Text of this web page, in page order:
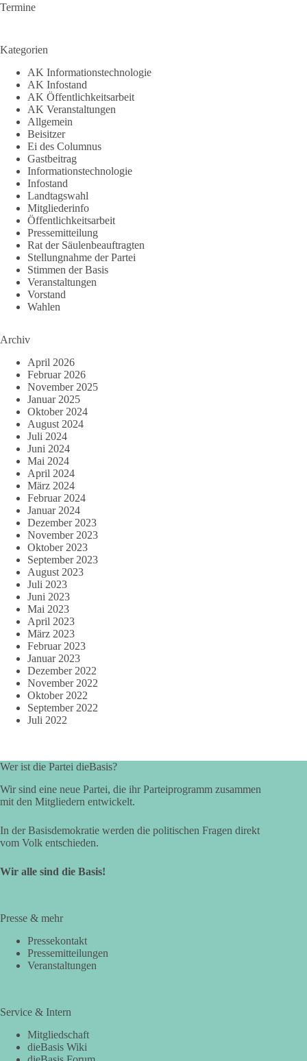
Termine
Kategorien
AK Informationstechnologie
AK Infostand
AK Öffentlichkeitsarbeit
AK Veranstaltungen
Allgemein
Beisitzer
Ei des Columnus
Gastbeitrag
Informationstechnologie
Infostand
Landtagswahl
Mitgliederinfo
Öffentlichkeitsarbeit
Pressemitteilung
Rat der Säulenbeauftragten
Stellungnahme der Partei
Stimmen der Basis
Veranstaltungen
Vorstand
Wahlen
Archiv
April 2026
Februar 2026
November 2025
Januar 2025
Oktober 2024
August 2024
Juli 2024
Juni 2024
Mai 2024
April 2024
März 2024
Februar 2024
Januar 2024
Dezember 2023
November 2023
Oktober 2023
September 2023
August 2023
Juli 2023
Juni 2023
Mai 2023
April 2023
März 2023
Februar 2023
Januar 2023
Dezember 2022
November 2022
Oktober 2022
September 2022
Juli 2022
Wer ist die Partei dieBasis?
Wir sind eine neue Partei, die ihr Parteiprogramm zusammen
mit den Mitgliedern entwickelt.
In der Basisdemokratie werden die politischen Fragen direkt
vom Volk entschieden.
Wir alle sind die Basis!
Presse & mehr
Pressekontakt
Pressemitteilungen
Veranstaltungen
Service & Intern
Mitgliedschaft
dieBasis Wiki